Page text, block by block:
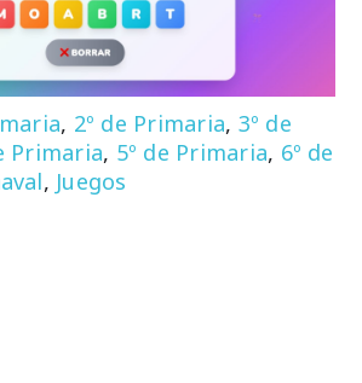
, 2º de Primaria, 3º de
Primaria, 5º de Primaria, 6º de
, Juegos